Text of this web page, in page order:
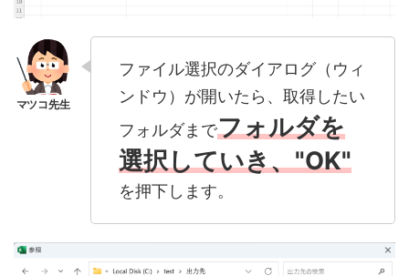
ファイル選択のダイアログ（ウィ
ンドウ）が開いたら、取得したい
フォルダまでフォルダを
選択していき、"OK"
を押下します。